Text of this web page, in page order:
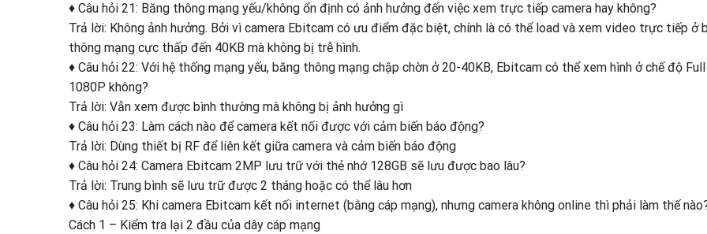
♦ Câu hỏi 21: Băng thông mạng yếu/không ổn định có ảnh hưởng đến việc xem trực tiếp camera hay không?
Trả lời: Không ảnh hưởng. Bởi vì camera Ebitcam có ưu điểm đặc biệt, chính là có thể load và xem video trực tiếp ở
thông mạng cực thấp đến 40KB mà không bị trễ hình.
♦ Câu hỏi 22: Với hệ thống mạng yếu, băng thông mạng chập chờn ở 20-40KB, Ebitcam có thể xem hình ở chế độ
1080P không?
Trả lời: Vẫn xem được bình thường mà không bị ảnh hưởng gì
♦ Câu hỏi 23: Làm cách nào để camera kết nối được với cảm biến báo động?
Trả lời: Dùng thiết bị RF để liên kết giữa camera và cảm biến báo động
♦ Câu hỏi 24: Camera Ebitcam 2MP lưu trữ với thẻ nhớ 128GB sẽ lưu được bao lâu?
Trả lời: Trung bình sẽ lưu trữ được 2 tháng hoặc có thể lâu hơn
♦ Câu hỏi 25: Khi camera Ebitcam kết nối internet (bằng cáp mạng), nhưng camera không online thì phải làm thế
Cách 1 – Kiểm tra lại 2 đầu của dây cáp mạng